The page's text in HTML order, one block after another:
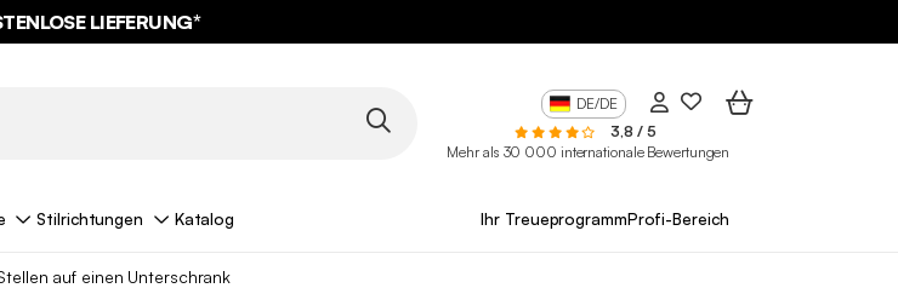
LIEFERUNG*
DE/DE
3,8 / 5
Mehr als 30 000 internationale Bewertungen
Stilrichtungen Katalog Ihr TreueprogrammProfi-Bereich
auf einen Unterschrank